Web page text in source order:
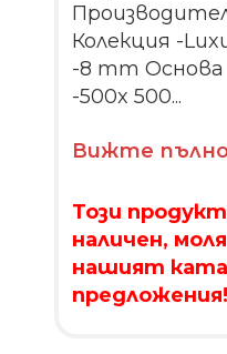
Колекция -
-8 mm
-500x 500...
Вижте
Този
наличен,
нашият
предложения!